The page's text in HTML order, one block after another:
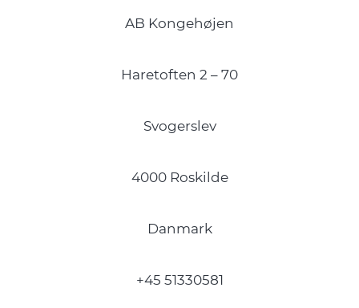
AB Kongehøjen
Haretoften 2 – 70
Svogerslev
4000 Roskilde
Danmark
+45 51330581